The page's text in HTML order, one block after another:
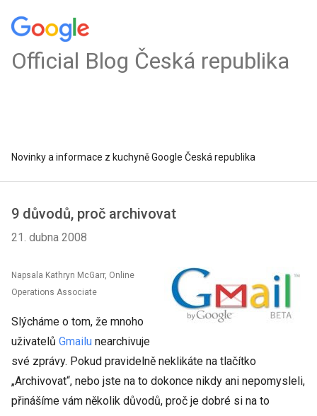
Official Blog Česká republika
Novinky a informace z kuchyně Google Česká republika
9 důvodů, proč archivovat
21. dubna 2008
Napsala Kathryn McGarr, Online
Operations Associate
Slýcháme o tom, že mnoho
uživatelů Gmailu nearchivuje
své zprávy. Pokud pravidelně neklikáte na tlačítko
„Archivovat“, nebo jste na to dokonce nikdy ani nepomysleli,
přinášíme vám několik důvodů, proč je dobré si na to